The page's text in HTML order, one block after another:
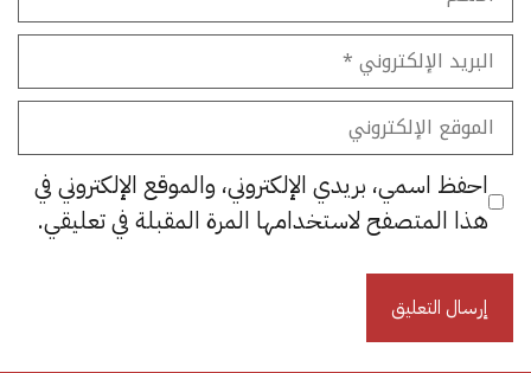
البريد
الإلكتروني
الموقع
الإلكتروني
احفظ اسمي، بريدي الإلكتروني، والموقع الإلكتروني في
هذا المتصفح لاستخدامها المرة المقبلة في تعليقي.